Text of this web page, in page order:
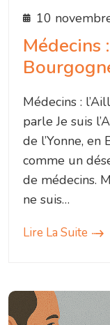
10
Médecins
Médecins :
parle Je suis
de l’Yonne,
comme un
de médecins.
ne suis…
Lire La Suite